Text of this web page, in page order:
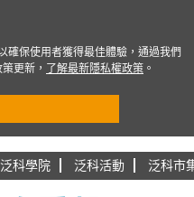
泛科學院 泛科活動 泛科市
確保使用者獲得最佳體驗，通過我們
更新，
了解最新隱私權政策 。